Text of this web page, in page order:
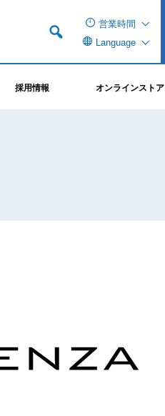
営業時間
Language
採用情報 オンラインストア